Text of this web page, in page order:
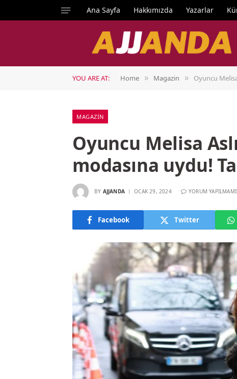
Ana Sayfa Hakkımızda Yazarlar
YOU ARE AT: Home » Magazin » Oyuncu
MAGAZIN
Oyuncu Melisa
modasına uydu!
BY AJJANDA OCAK 29, 2024 YORUM
Facebook Twitter